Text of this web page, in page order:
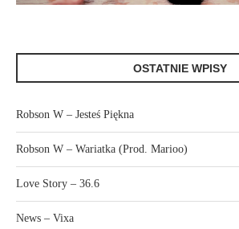
OSTATNIE WPISY
Robson W – Jesteś Piękna
Robson W – Wariatka (Prod. Marioo)
Love Story – 36.6
News – Vixa